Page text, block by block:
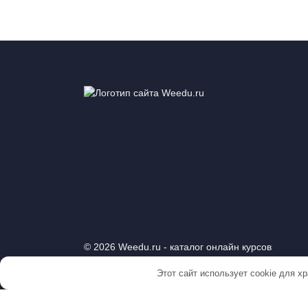
© 2026 Weedu.ru - каталог онлайн курсов
Весь материал, присутствующий на сайте,
Этот сайт использует cookie для